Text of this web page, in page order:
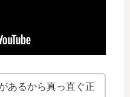
あるから真っ直ぐ正